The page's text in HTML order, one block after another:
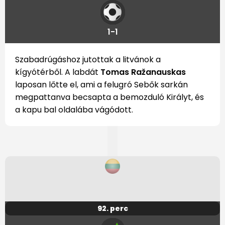
1-1
Szabadrúgáshoz jutottak a litvánok a
kígyótérből. A labdát Tomas Ražanauskas
laposan lőtte el, ami a felugró Sebők sarkán
megpattanva becsapta a bemozduló Királyt, és
a kapu bal oldalába vágódott.
92. perc